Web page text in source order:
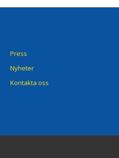
Press
Nyheter
Kontakta oss